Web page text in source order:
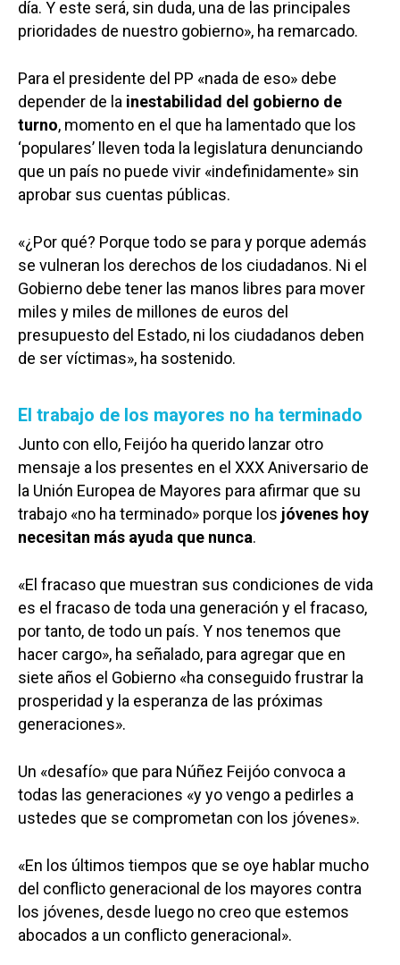
día. Y este será, sin duda, una de las principales
prioridades de nuestro gobierno», ha remarcado.
Para el presidente del PP «nada de eso» debe
depender de la inestabilidad del gobierno de
turno, momento en el que ha lamentado que los
‘populares’ lleven toda la legislatura denunciando
que un país no puede vivir «indefinidamente» sin
aprobar sus cuentas públicas.
«¿Por qué? Porque todo se para y porque además
se vulneran los derechos de los ciudadanos. Ni el
Gobierno debe tener las manos libres para mover
miles y miles de millones de euros del
presupuesto del Estado, ni los ciudadanos deben
de ser víctimas», ha sostenido.
El trabajo de los mayores no ha terminado
Junto con ello, Feijóo ha querido lanzar otro
mensaje a los presentes en el XXX Aniversario de
la Unión Europea de Mayores para afirmar que su
trabajo «no ha terminado» porque los jóvenes hoy
necesitan más ayuda que nunca.
«El fracaso que muestran sus condiciones de vida
es el fracaso de toda una generación y el fracaso,
por tanto, de todo un país. Y nos tenemos que
hacer cargo», ha señalado, para agregar que en
siete años el Gobierno «ha conseguido frustrar la
prosperidad y la esperanza de las próximas
generaciones».
Un «desafío» que para Núñez Feijóo convoca a
todas las generaciones «y yo vengo a pedirles a
ustedes que se comprometan con los jóvenes».
«En los últimos tiempos que se oye hablar mucho
del conflicto generacional de los mayores contra
los jóvenes, desde luego no creo que estemos
abocados a un conflicto generacional».